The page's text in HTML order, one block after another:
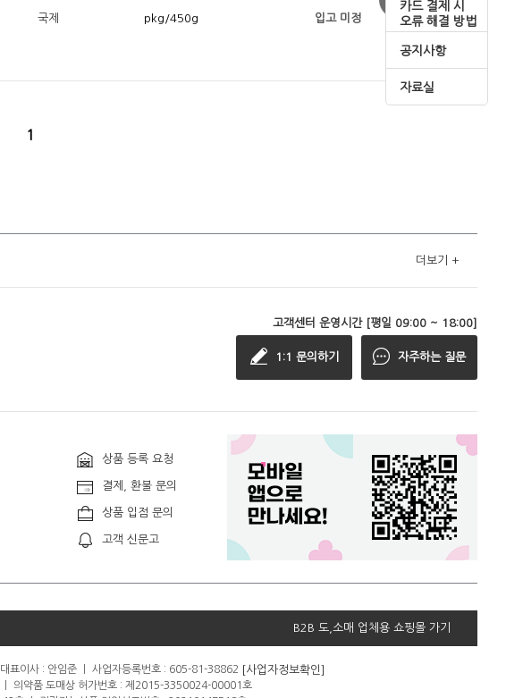
카드 결제 시
오류 해결 방법
공지사항
자료실
국제 pkg/450g 입고 미정
1
더보기 +
고객센터 운영시간 [평일 09:00 ~ 18:00]
1:1 문의하기 자주하는 질문
상품 등록 요청
결제, 환불 문의
상품 입점 문의
고객 신문고
B2B 도,소매 업체용 쇼핑몰 가기
대표이사 : 안임준 사업자등록번호 : 605-81-38862 [사업자정보확인]
의약품 도매상 허가번호 : 제2015-3350024-00001호